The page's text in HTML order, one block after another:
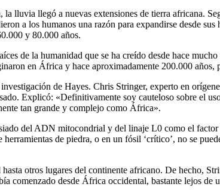
lluvia llegó a nuevas extensiones de tierra africana.
a los humanos una razón para expandirse desde
y 80.000 años.
de la humanidad que se ha creído desde hace
en África y hace aproximadamente 200.000 años,
de Hayes. Chris Stringer, experto en
Explicó: «Definitivamente soy cauteloso sobre el
tan grande y complejo como África».
del ADN mitocondrial y del linaje L0 como el
de piedra, o en un fósil ‘crítico’, no se
otros lugares del continente africano. De hecho,
comenzado desde África occidental, bastante lejos de